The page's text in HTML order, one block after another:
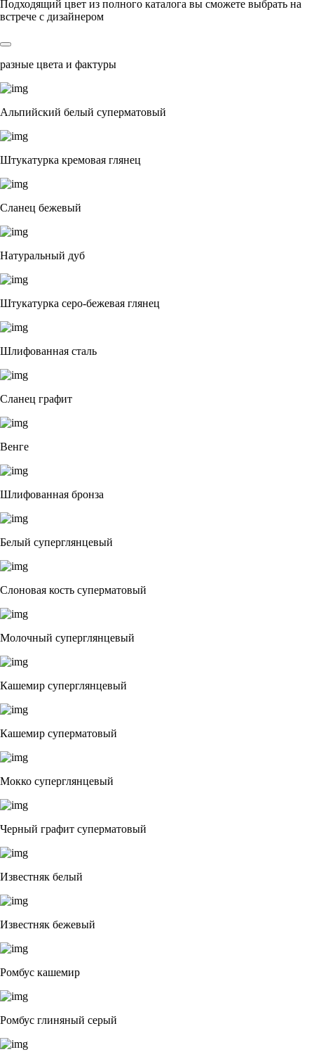
Подходящий цвет из полного каталога вы сможете выбрать на
встрече с дизайнером
разные цвета и фактуры
Альпийский белый суперматовый
Штукатурка кремовая глянец
Сланец бежевый
Натуральный дуб
Штукатурка серо-бежевая глянец
Шлифованная сталь
Сланец графит
Венге
Шлифованная бронза
Белый суперглянцевый
Слоновая кость суперматовый
Молочный суперглянцевый
Кашемир суперглянцевый
Кашемир суперматовый
Мокко суперглянцевый
Черный графит суперматовый
Известняк белый
Известняк бежевый
Ромбус кашемир
Ромбус глиняный серый